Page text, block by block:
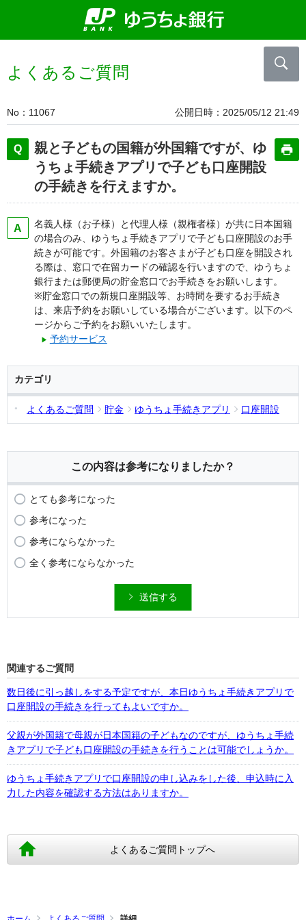
よくあるご質問
No 11067 公開日時 2025/05/12 21:49
親と子どもの国籍が外国籍ですが、ゆ
うちょ手続きアプリで子ども口座開設
の手続きを行えますか。
名義人様（お子様）と代理人様（親権者様）が共に日本国籍
の場合のみ、ゆうちょ手続きアプリで子ども口座開設のお手
続きが可能です。外国籍のお客さまが子ども口座を開設され
る際は、窓口で在留カードの確認を行いますので、ゆうちょ
銀行または郵便局の貯金窓口でお手続きをお願いします。
※貯金窓口での新規口座開設等、お時間を要するお手続き
は、来店予約をお願いしている場合がございます。以下のペ
ージからご予約をお願いいたします。
▶ 予約サービス
カテゴリ
よくあるご質問 貯金 ゆうちょ手続きアプリ 口座開設
この内容は参考になりましたか？
とても参考になった
参考になった
参考にならなかった
全く参考にならなかった
送信する
関連するご質問
数日後に引っ越しをする予定ですが、本日ゆうちょ手続きアプリで
口座開設の手続きを行ってもよいですか。
父親が外国籍で母親が日本国籍の子どもなのですが、ゆうちょ手続
きアプリで子ども口座開設の手続きを行うことは可能でしょうか。
ゆうちょ手続きアプリで口座開設の申し込みをした後、申込時に入
力した内容を確認する方法はありますか。
よくあるご質問トップへ